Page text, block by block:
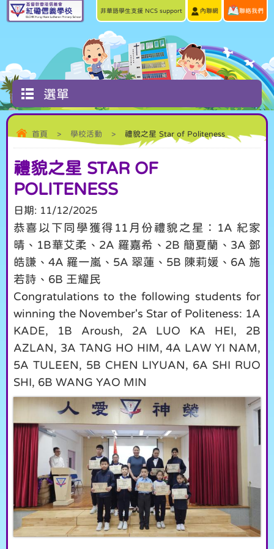
非華語學生支援 NCS support 內聯網 聯絡我們
選單
首頁 > 學校活動 > 禮貌之星 Star of Politeness
禮貌之星 STAR OF
POLITENESS
日期: 11/12/2025
恭喜以下同學獲得11月份禮貌之星：1A 紀家
晴、1B華艾柔、2A 羅嘉希、2B 簡夏蘭、3A 鄧
皓謙、4A 羅一嵐、5A 翠蓮、5B 陳莉媛、6A 施
若詩、6B 王耀民
Congratulations to the following students for
winning the November's Star of Politeness: 1A
KADE, 1B Aroush, 2A LUO KA HEI, 2B
AZLAN, 3A TANG HO HIM, 4A LAW YI NAM,
5A TULEEN, 5B CHEN LIYUAN, 6A SHI RUO
SHI, 6B WANG YAO MIN